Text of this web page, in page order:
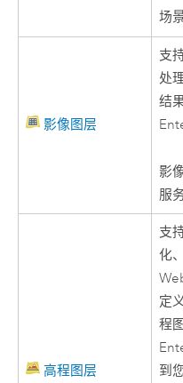
场
影像图层
支
处
结
影
服
高程图层
支
化
定
程
到